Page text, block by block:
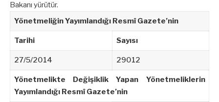
Bakanı yürütür.
Yönetmeliğin Yayımlandığı Resmî Gazete’nin
Tarihi Sayısı
27/5/2014 29012
Yönetmelikte Değişiklik Yapan Yönetmeliklerin
Yayımlandığı Resmî Gazete’nin